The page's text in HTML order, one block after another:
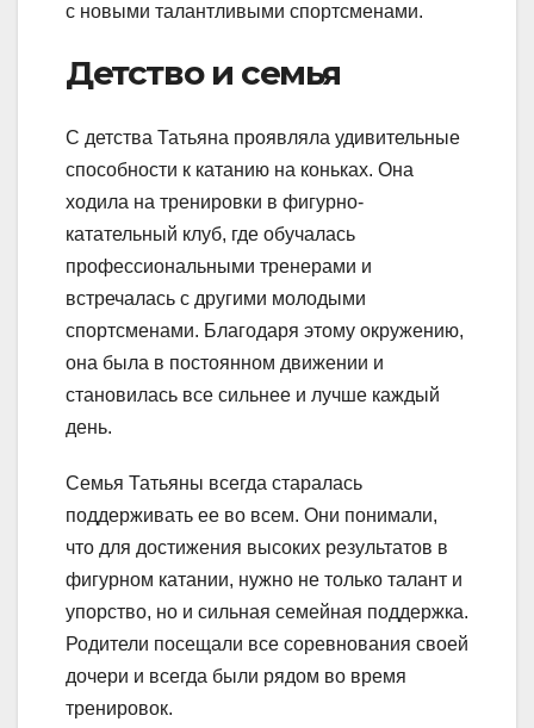
с новыми талантливыми спортсменами.
Детство и семья
С детства Татьяна проявляла удивительные
способности к катанию на коньках. Она
ходила на тренировки в фигурно-
катательный клуб, где обучалась
профессиональными тренерами и
встречалась с другими молодыми
спортсменами. Благодаря этому окружению,
она была в постоянном движении и
становилась все сильнее и лучше каждый
день.
Семья Татьяны всегда старалась
поддерживать ее во всем. Они понимали,
что для достижения высоких результатов в
фигурном катании, нужно не только талант и
упорство, но и сильная семейная поддержка.
Родители посещали все соревнования своей
дочери и всегда были рядом во время
тренировок.